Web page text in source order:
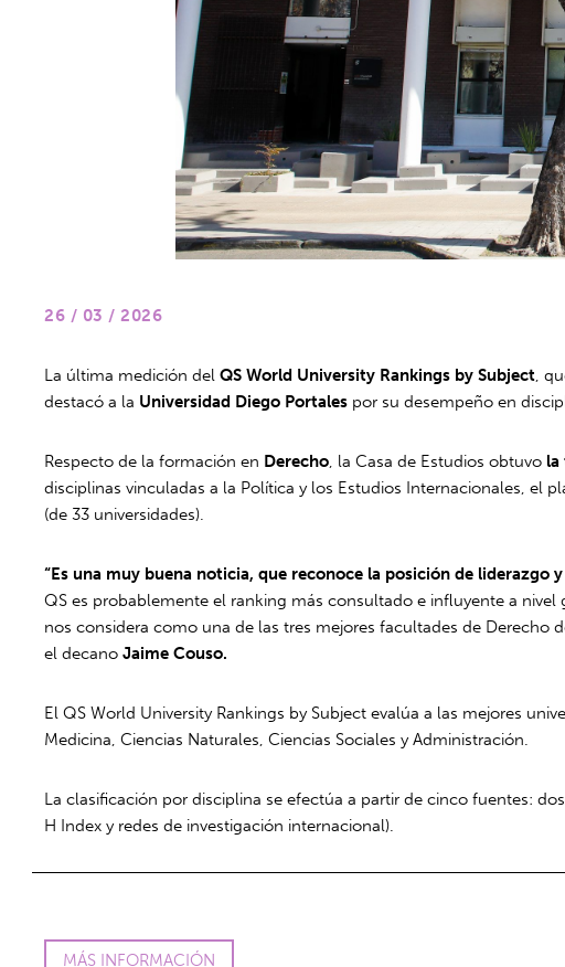
26 / 03 / 2026
La última medición delQS World University Rankings by Subject,
destacó a la Universidad Diego Portales por su desempeño en
Respecto de la formación en Derecho, la Casa de Estudios obtuvo la
disciplinas vinculadas a la Política y los Estudios Internacionales, el
(de 33 universidades).
“Es una muy buena noticia, que reconoce la posición de
QS es probablemente el ranking más consultado e influyente a
nos considera como una de las tres mejores facultades de Derecho
el decanoJaime Couso.
El QS World University Rankings by Subject evalúa a las mejores
Medicina, Ciencias Naturales, Ciencias Sociales y Administración.
La clasificación por disciplina se efectúa a partir de cinco fuentes:
H Index y redes de investigación internacional).
MÁS INFORMACIÓN